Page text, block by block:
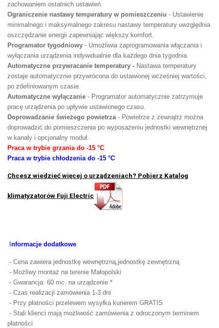
zachowaniem ostatnich ustawień.
Ograniczenie nastawy temperatury w pomieszczeniu - Ustawienie
minimalnego i maksymalnego zakresu nastawy temperatury uwzględnia
oszczędzanie energii zapewniając większy komfort.
Programator tygodniowy - Umożliwia zaprogramowania włączania i
wyłączania urządzenia indywidualnie dla każdego dnia tygodnia.
Automatyczne przywracanie temperatury - Nastawa temperatury
zostaje automatycznie przywrócona do ustawionej wcześniej wartości,
po zdefiniowanym czasie.
Automatyczne wyłączanie - Programator automatycznie zatrzymuje
pracę urządzenia po upływie ustawionego czasu.
Doprowadzanie świeżego powietrza- Powietrze z zewnątrz można
doprowadzić do pomieszczenia po wyposażeniu jednostki wewnętrznej
w kanały i opcjonalny moduł.
Praca w trybie grzania do -15 °C
Praca w trybie chłodzenia do -15 °C
Chcesz wiedzieć więcej o urządzeniach? Pobierz Katalog
klimatyzatorów Fuji Electric
nformacje dodatkowe
- Cena zawiera jednostkę wewnętrzną,jednostkę zewnętrzną
- Możliwy montaż na terenie Małopolski
- Gwarancja: 60 mc. na urządzenie *
- Czas realizacji zamówienia 1-3 dni
- Przy płatności przelewem wysyłka kurierem GRATIS
- Stali klienci mają możliwość zamówienia z odroczonym terminem
płatności